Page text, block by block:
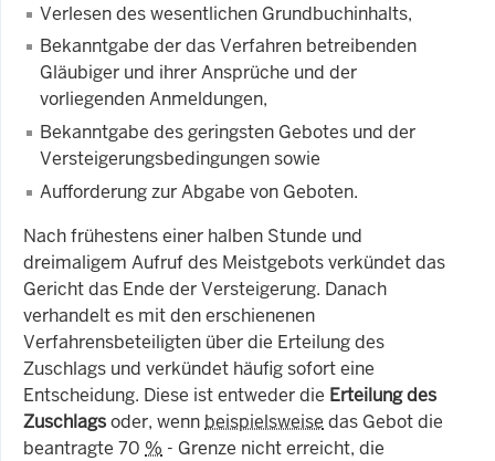
Verlesen des wesentlichen Grundbuchinhalts,
Bekanntgabe der das Verfahren betreibenden
Gläubiger und ihrer Ansprüche und der
vorliegenden Anmeldungen,
Bekanntgabe des geringsten Gebotes und der
Versteigerungsbedingungen sowie
Aufforderung zur Abgabe von Geboten.
Nach frühestens einer halben Stunde und
dreimaligem Aufruf des Meistgebots verkündet das
Gericht das Ende der Versteigerung. Danach
verhandelt es mit den erschienenen
Verfahrensbeteiligten über die Erteilung des
Zuschlags und verkündet häufig sofort eine
Entscheidung. Diese ist entweder die Erteilung des
Zuschlagsoder, wenn beispielsweise das Gebot die
beantragte 70 % - Grenze nicht erreicht, die